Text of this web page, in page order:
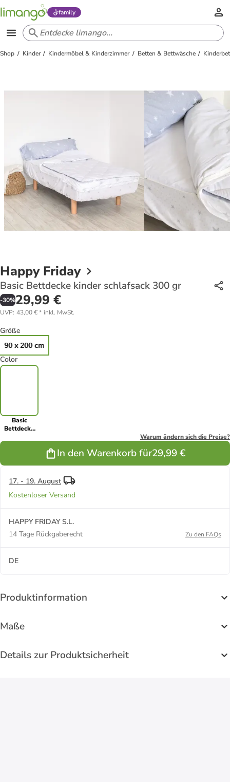
family
Shop Kinder Kindermöbel & Kinderzimmer Betten & Bettwäsche
Happy Friday
Basic Bettdecke kinder schlafsack 300 gr
-30%29,99 €
UVP: 43,00 €* inkl. MwSt.
Größe
90 x 200 cm
Color
Basic
Bettdecke
Warum ändern sich die Preise?
In den Warenkorb für29,99 €
17. - 19. August
Kostenloser Versand
HAPPY FRIDAY S.L.
14 Tage Rückgaberecht
Zu den FAQs
DE
Produktinformation
Maße
Details zur Produktsicherheit